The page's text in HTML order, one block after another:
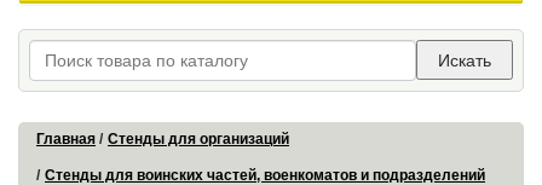
Искать
Главная Стенды для организаций
Стенды для воинских частей, военкоматов и подразделений